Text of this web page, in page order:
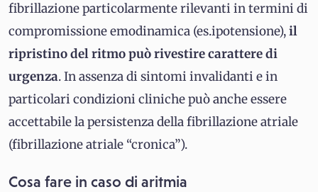
fibrillazione particolarmente rilevanti in termini di
compromissione emodinamica (es.ipotensione),il
ripristino del ritmo può rivestire carattere di
urgenza. In assenza di sintomi invalidanti e in
particolari condizioni cliniche può anche essere
accettabile la persistenza della fibrillazione atriale
(fibrillazione atriale “cronica”).
Cosa fare in caso di aritmia